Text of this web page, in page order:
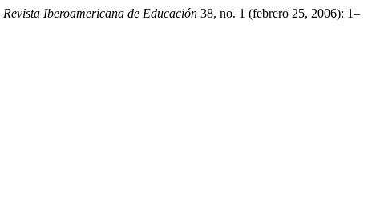
Revista Iberoamericana de Educación 38, no. 1 (febrero 25, 2006): 1–